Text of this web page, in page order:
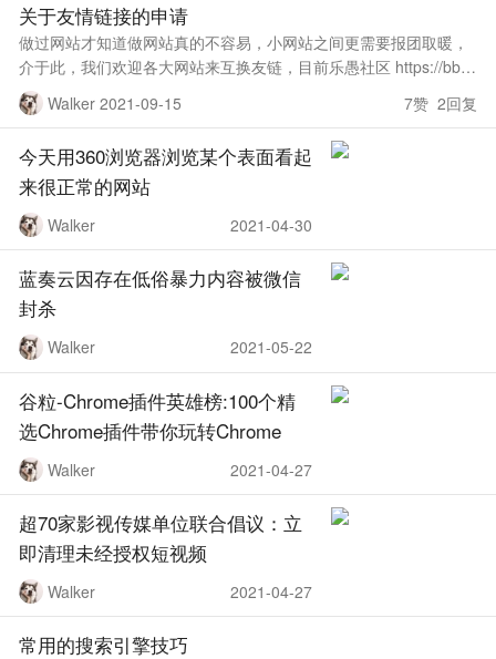
关于友情链接的申请
做过网站才知道做网站真的不容易，小网站之间更需要报团取暖，
介于此，我们欢迎各大网站来互换友链，目前乐愚社区 https://bbs.l
eyuz.net/ 百度权重3，如果您想申请友链请务必满足以下条件
Walker 2021-09-15 7赞 2回复
今天用360浏览器浏览某个表面看起
来很正常的网站
Walker 2021-04-30
蓝奏云因存在低俗暴力内容被微信
封杀
Walker 2021-05-22
谷粒-Chrome插件英雄榜:100个精
选Chrome插件带你玩转Chrome
Walker 2021-04-27
超70家影视传媒单位联合倡议：立
即清理未经授权短视频
Walker 2021-04-27
常用的搜索引擎技巧